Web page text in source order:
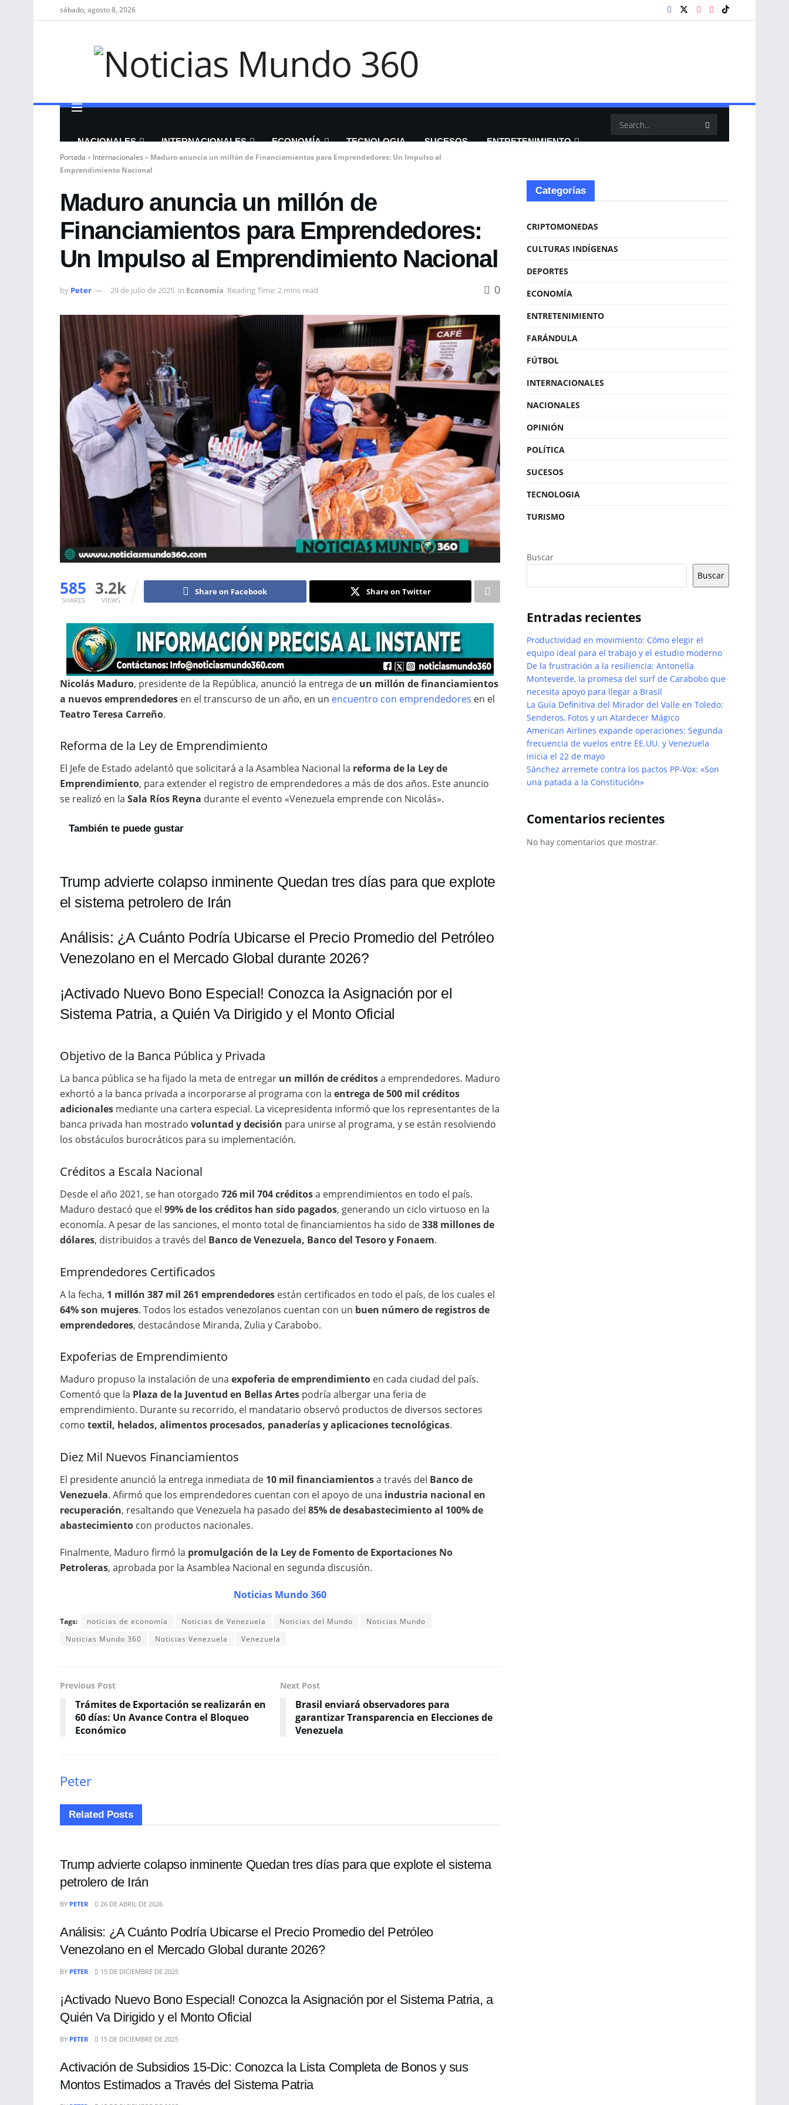
sábado, agosto 8, 2026
NACIONALES INTERNACIONALES ECONOMÍA TECNOLOGIA SUCESOS
ENTRETENIMIENTO
Portada » Internacionales » Maduro anuncia un millón de Financiamientos para Emprendedores: Un Impulso al
Emprendimiento Nacional
Maduro anuncia un millón de
Financiamientos para Emprendedores:
Un Impulso al Emprendimiento Nacional
by Peter 29 de julio de 2025 in Economía Reading Time: 2 mins read 0
585
SHARES
3.2k
VIEWS
Share on Facebook Share on Twitter
Nicolás Maduro, presidente de la República, anunció la entrega de un millón de financiamientos
a nuevos emprendedores en el transcurso de un año, en un encuentro con emprendedores en el
Teatro Teresa Carreño.
Reforma de la Ley de Emprendimiento
El Jefe de Estado adelantó que solicitará a la Asamblea Nacional la reforma de la Ley de
Emprendimiento, para extender el registro de emprendedores a más de dos años. Este anuncio
se realizó en la Sala Ríos Reyna durante el evento «Venezuela emprende con Nicolás».
También te puede gustar
Trump advierte colapso inminente Quedan tres días para que explote
el sistema petrolero de Irán
Análisis: ¿A Cuánto Podría Ubicarse el Precio Promedio del Petróleo
Venezolano en el Mercado Global durante 2026?
¡Activado Nuevo Bono Especial! Conozca la Asignación por el
Sistema Patria, a Quién Va Dirigido y el Monto Oficial
Objetivo de la Banca Pública y Privada
La banca pública se ha fijado la meta de entregar un millón de créditosa emprendedores. Maduro
exhortó a la banca privada a incorporarse al programa con la entrega de 500 mil créditos
adicionales mediante una cartera especial. La vicepresidenta informó que los representantes de la
banca privada han mostrado voluntad y decisión para unirse al programa, y se están resolviendo
los obstáculos burocráticos para su implementación.
Créditos a Escala Nacional
Desde el año 2021, se han otorgado 726 mil 704 créditosa emprendimientos en todo el país.
Maduro destacó que el 99% de los créditos han sido pagados, generando un ciclo virtuoso en la
economía. A pesar de las sanciones, el monto total de financiamientos ha sido de338 millones de
dólares, distribuidos a través del Banco de Venezuela, Banco del Tesoro y Fonaem.
Emprendedores Certificados
A la fecha, 1 millón 387 mil 261 emprendedores están certificados en todo el país, de los cuales el
64% son mujeres. Todos los estados venezolanos cuentan con un buen número de registros de
emprendedores, destacándose Miranda, Zulia y Carabobo.
Expoferias de Emprendimiento
Maduro propuso la instalación de una expoferia de emprendimiento en cada ciudad del país.
Comentó que la Plaza de la Juventud en Bellas Artes podría albergar una feria de
emprendimiento. Durante su recorrido, el mandatario observó productos de diversos sectores
como textil, helados, alimentos procesados, panaderías y aplicaciones tecnológicas.
Diez Mil Nuevos Financiamientos
El presidente anunció la entrega inmediata de 10 mil financiamientosa través del Banco de
Venezuela. Afirmó que los emprendedores cuentan con el apoyo de una industria nacional en
recuperación, resaltando que Venezuela ha pasado del 85% de desabastecimiento al 100% de
abastecimiento con productos nacionales.
Finalmente, Maduro firmó la promulgación de la Ley de Fomento de Exportaciones No
Petroleras, aprobada por la Asamblea Nacional en segunda discusión.
Noticias Mundo 360
Tags: noticias de economía Noticias de Venezuela Noticias del Mundo
Noticias Mundo
Noticias Mundo 360
Noticias Venezuela Venezuela
Previous Post
Trámites de Exportación se realizarán en
60 días: Un Avance Contra el Bloqueo
Económico
Next Post
Brasil enviará observadores para
garantizar Transparencia en Elecciones de
Venezuela
Peter
Related Posts
Trump advierte colapso inminente Quedan tres días para que explote el sistema
petrolero de Irán
BY PETER 26 DE ABRIL DE 2026
Análisis: ¿A Cuánto Podría Ubicarse el Precio Promedio del Petróleo
Venezolano en el Mercado Global durante 2026?
BY PETER 15 DE DICIEMBRE DE 2025
¡Activado Nuevo Bono Especial! Conozca la Asignación por el Sistema Patria, a
Quién Va Dirigido y el Monto Oficial
BY PETER 15 DE DICIEMBRE DE 2025
Activación de Subsidios 15-Dic: Conozca la Lista Completa de Bonos y sus
Montos Estimados a Través del Sistema Patria
Categorías
CRIPTOMONEDAS
CULTURAS INDÍGENAS
DEPORTES
ECONOMÍA
ENTRETENIMIENTO
FARÁNDULA
FÚTBOL
INTERNACIONALES
NACIONALES
OPINIÓN
POLÍTICA
SUCESOS
TECNOLOGIA
TURISMO
Buscar
Buscar
Entradas recientes
Productividad en movimiento: Cómo elegir el
equipo ideal para el trabajo y el estudio moderno
De la frustración a la resiliencia: Antonella
Monteverde, la promesa del surf de Carabobo que
necesita apoyo para llegar a Brasil
La Guía Definitiva del Mirador del Valle en Toledo:
Senderos, Fotos y un Atardecer Mágico
American Airlines expande operaciones: Segunda
frecuencia de vuelos entre EE.UU. y Venezuela
inicia el 22 de mayo
Sánchez arremete contra los pactos PP-Vox: «Son
una patada a la Constitución»
Comentarios recientes
No hay comentarios que mostrar.